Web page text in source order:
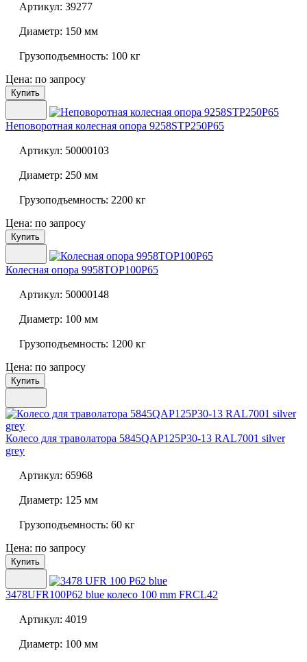
Артикул: 39277
Диаметр: 150 мм
Грузоподъемность: 100 кг
Цена: по запросу
Купить
Неповоротная колесная опора 9258STP250P65
Артикул: 50000103
Диаметр: 250 мм
Грузоподъемность: 2200 кг
Цена: по запросу
Купить
Колесная опора 9958TOP100P65
Артикул: 50000148
Диаметр: 100 мм
Грузоподъемность: 1200 кг
Цена: по запросу
Купить
Колесо для траволатора 5845QAP125P30-13 RAL7001 silver
grey
Артикул: 65968
Диаметр: 125 мм
Грузоподъемность: 60 кг
Цена: по запросу
Купить
3478UFR100P62 blue колесо 100 mm FRCL42
Артикул: 4019
Диаметр: 100 мм